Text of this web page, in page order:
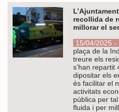
recollida de
millorar el
15/04/2025 -
plaça de la
treure els
s’han repartit
dipositar els
és facilitar el
activitats
pública per
fluida i per